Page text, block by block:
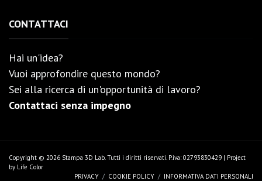
CONTATTACI
Hai un'idea?
Vuoi approfondire questo mondo?
Sei alla ricerca di un'opportunità di lavoro?
Contattaci senza impegno
Copyright © 2026 Stampa 3D Lab. Tutti i diritti riservati. P.iva: 02793830429 | Project
by Life Color
PRIVACY
COOKIE POLICY INFORMATIVA DATI PERSONALI